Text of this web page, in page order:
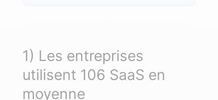
1) Les entreprises
utilisent 106 SaaS en
moyenne